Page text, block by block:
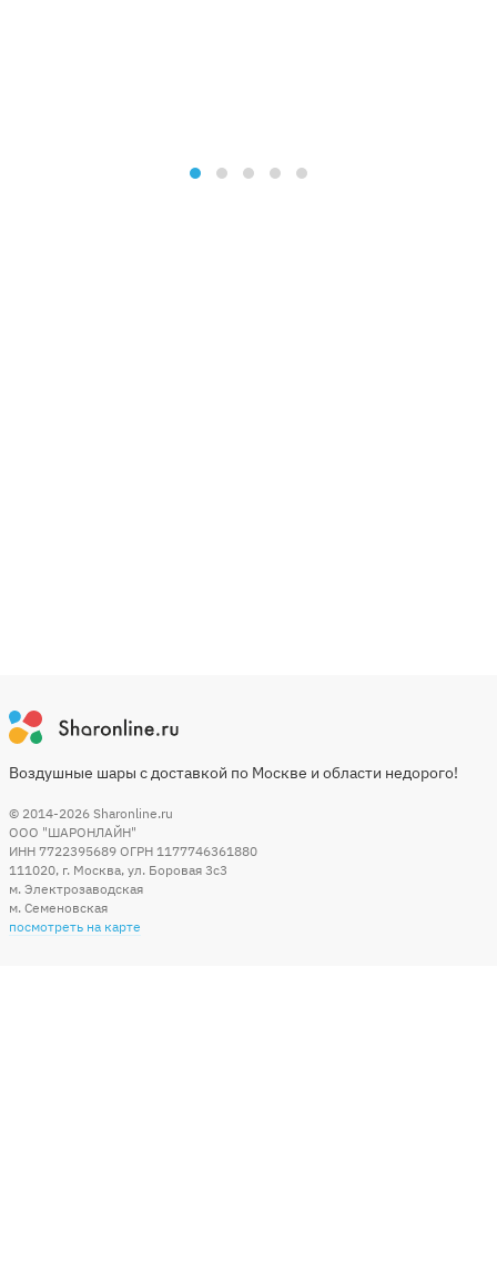
Воздушные шары с доставкой по Москве и области недорого!
© 2014-2026 Sharonline.ru
ООО "ШАРОНЛАЙН"
ИНН 7722395689 ОГРН 1177746361880
111020, г. Москва, ул. Боровая 3c3
м. Электрозаводская
м. Семеновская
посмотреть на карте